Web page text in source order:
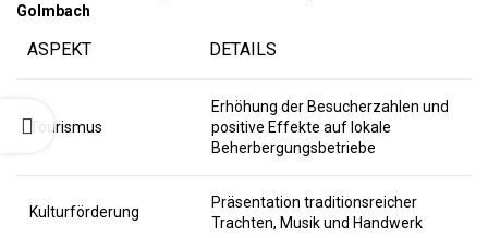
Golmbach
ASPEKT DETAILS
Tourismus
Erhöhung der Besucherzahlen und
positive Effekte auf lokale
Beherbergungsbetriebe
Kulturförderung
Präsentation traditionsreicher
Trachten, Musik und Handwerk